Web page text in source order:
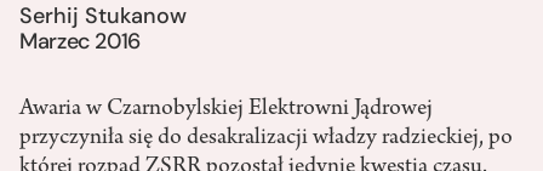
Serhij Stukanow
Marzec 2016
Awaria w Czarnobylskiej Elektrowni Jądrowej
przyczyniła się do desakralizacji władzy radzieckiej, po